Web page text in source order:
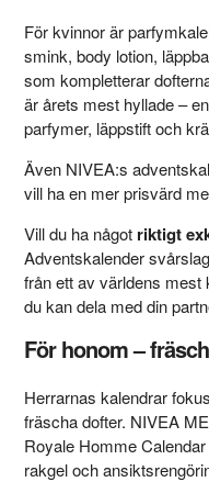
För kvinnor är
smink, body lotion,
som kompletterar
är årets mest hyllade –
parfymer, läppstift och
Även NIVEA:s
vill ha en mer prisvärd
Vill du ha något riktigt
Adventskalender
från ett av världens
du kan dela med din
För honom –
Herrarnas kalendrar
fräscha dofter. NIVEA
Royale Homme
rakgel och